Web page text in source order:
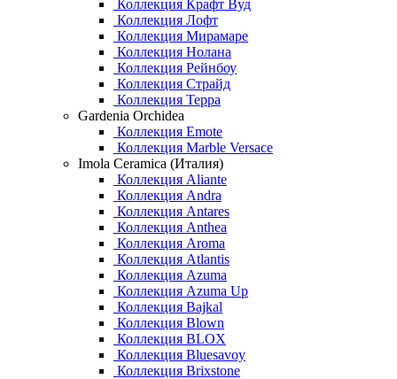
Коллекция Крафт Вуд
Коллекция Лофт
Коллекция Мирамаре
Коллекция Нолана
Коллекция Рейнбоу
Коллекция Страйд
Коллекция Терра
Gardenia Orchidea
Коллекция Emote
Коллекция Marble Versace
Imola Ceramica (Италия)
Коллекция Aliante
Коллекция Andra
Коллекция Antares
Коллекция Anthea
Коллекция Aroma
Коллекция Atlantis
Коллекция Azuma
Коллекция Azuma Up
Коллекция Bajkal
Коллекция Blown
Коллекция BLOX
Коллекция Bluesavoy
Коллекция Brixstone